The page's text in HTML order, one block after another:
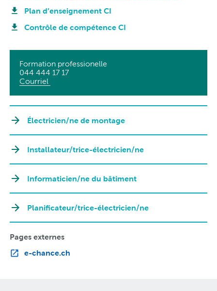
Plan d’enseignement CI
Contrôle de compétence CI
Formation professionelle
044 444 17 17
Courriel
Électricien/ne de montage
Installateur/trice-électricien/ne
Informaticien/ne du bâtiment
Planificateur/trice-électricien/ne
Pages externes
e-chance.ch